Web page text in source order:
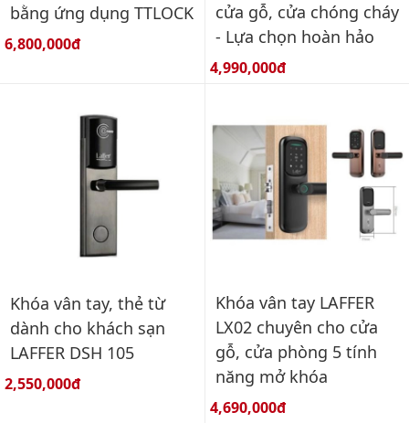
bằng ứng dụng TTLOCK
Giá bán:
6,800,000đ
cửa gỗ, cửa chóng cháy
- Lựa chọn hoàn hảo
Giá bán:
4,990,000đ
Khóa vân tay, thẻ từ
dành cho khách sạn
LAFFER DSH 105
Giá bán:
2,550,000đ
Khóa vân tay LAFFER
LX02 chuyên cho cửa
gỗ, cửa phòng 5 tính
năng mở khóa
Giá bán:
4,690,000đ